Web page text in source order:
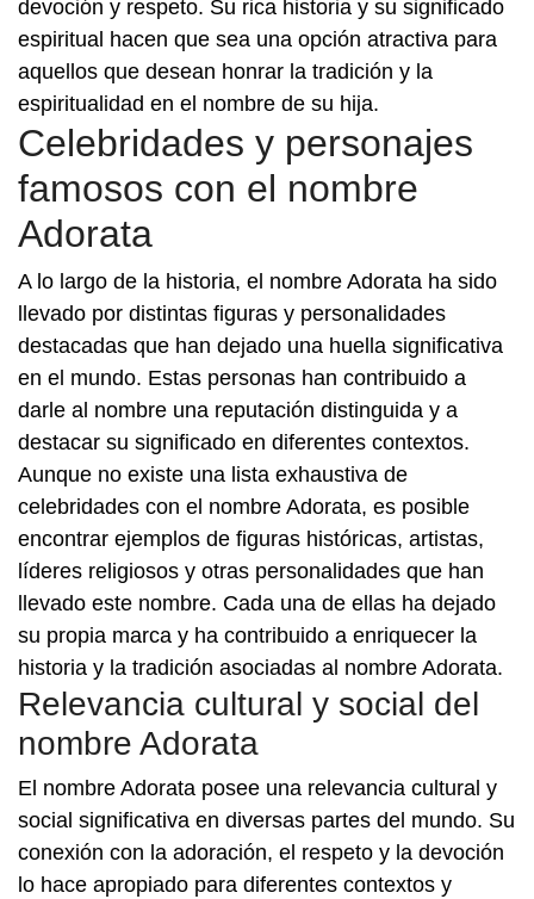
devoción y respeto. Su rica historia y su significado
espiritual hacen que sea una opción atractiva para
aquellos que desean honrar la tradición y la
espiritualidad en el nombre de su hija.
Celebridades y personajes
famosos con el nombre
Adorata
A lo largo de la historia, el nombre Adorata ha sido
llevado por distintas figuras y personalidades
destacadas que han dejado una huella significativa
en el mundo. Estas personas han contribuido a
darle al nombre una reputación distinguida y a
destacar su significado en diferentes contextos.
Aunque no existe una lista exhaustiva de
celebridades con el nombre Adorata, es posible
encontrar ejemplos de figuras históricas, artistas,
líderes religiosos y otras personalidades que han
llevado este nombre. Cada una de ellas ha dejado
su propia marca y ha contribuido a enriquecer la
historia y la tradición asociadas al nombre Adorata.
Relevancia cultural y social del
nombre Adorata
El nombre Adorata posee una relevancia cultural y
social significativa en diversas partes del mundo. Su
conexión con la adoración, el respeto y la devoción
lo hace apropiado para diferentes contextos y